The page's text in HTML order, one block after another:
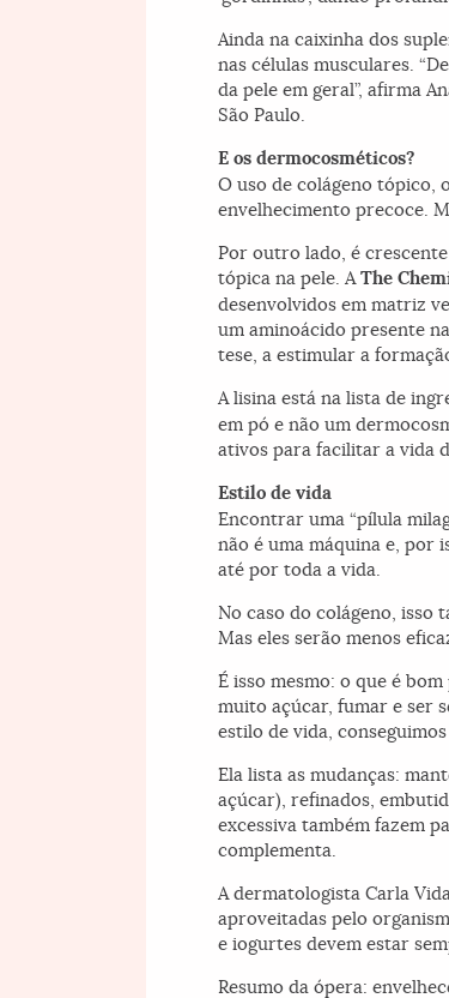
Ainda na caixinha dos
nas células musculares.
da pele em geral”, afirma
São Paulo.
E os dermocosméticos?
O uso de colágeno tópico,
envelhecimento precoce.
Por outro lado, é
tópica na pele. A The
desenvolvidos em matriz
um aminoácido presente
tese, a estimular a
A lisina está na lista de
em pó e não um
ativos para facilitar a vida
Estilo de vida
Encontrar uma “pílula
não é uma máquina e, por
até por toda a vida.
No caso do colágeno, isso
Mas eles serão menos
É isso mesmo: o que é
muito açúcar, fumar e ser
estilo de vida,
Ela lista as mudanças:
açúcar), refinados,
excessiva também fazem
complementa.
A dermatologista Carla
aproveitadas pelo
e iogurtes devem estar
Resumo da ópera: